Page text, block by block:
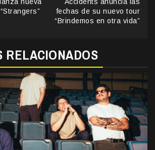
fechas de su nuevo tour
“Brindemos en otra vida”
RELACIONADOS